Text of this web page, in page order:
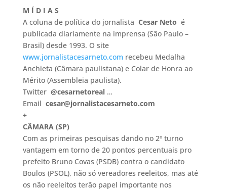
M Í D I A S
A coluna de política do jornalista Cesar Neto é
publicada diariamente na imprensa (São Paulo –
Brasil) desde 1993. O site
www.jornalistacesarneto.com recebeu Medalha
Anchieta (Câmara paulistana) e Colar de Honra ao
Mérito (Assembleia paulista).
Twitter @cesarnetoreal…
Email cesar@jornalistacesarneto.com
+
CÂMARA (SP)
Com as primeiras pesquisas dando no 2º turno
vantagem em torno de 20 pontos percentuais pro
prefeito Bruno Covas (PSDB) contra o candidato
Boulos (PSOL), não só vereadores reeleitos, mas até
os não reeleitos terão papel importante nos